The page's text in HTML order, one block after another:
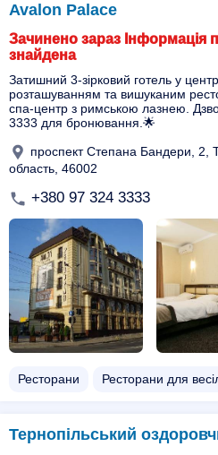
Avalon Palace
Зачинено зараз Інформація
знайдена
Затишний 3-зірковий готель у
розташуванням та вишуканим
спа-центр з римською лазнею.
3333 для бронювання.🌟
проспект Степана Бандери, 2,
область, 46002
+380 97 324 3333
Ресторани Ресторани для
Тернопільський